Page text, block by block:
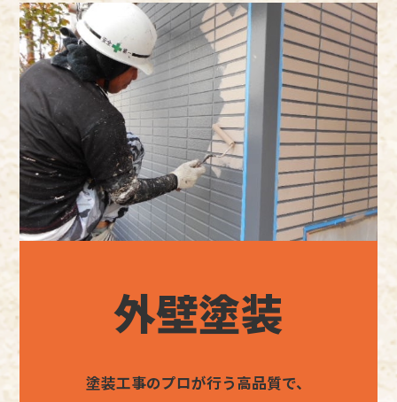
外壁塗装
塗装工事のプロが行う高品質で、